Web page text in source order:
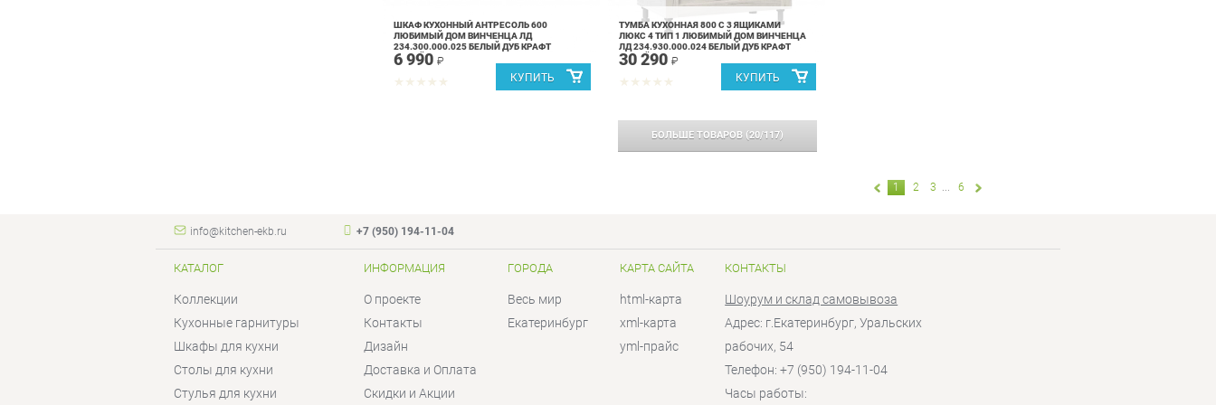
ШКАФ КУХОННЫЙ АНТРЕСОЛЬ 600
ЛЮБИМЫЙ ДОМ ВИНЧЕНЦА ЛД
234.300.000.025 БЕЛЫЙ ДУБ КРАФТ
БЕЛЫЙ
6 990 ₽
ТУМБА КУХОННАЯ 800 С 3 ЯЩИКАМИ
ЛЮКС 4 ТИП 1 ЛЮБИМЫЙ ДОМ ВИНЧЕНЦА
ЛД 234.930.000.024 БЕЛЫЙ ДУБ КРАФТ
БЕЛЫЙ
30 290 ₽
БОЛЬШЕ ТОВАРОВ(20/117)
1 2 3 ... 6
info@kitchen-ekb.ru +7 (950) 194-11-04
КАТАЛОГ
Коллекции
Кухонные гарнитуры
Шкафы для кухни
Столы для кухни
Стулья для кухни
ИНФОРМАЦИЯ
О проекте
Контакты
Дизайн
Доставка и Оплата
Скидки и Акции
ГОРОДА
Весь мир
Екатеринбург
КАРТА САЙТА
html-карта
xml-карта
yml-прайс
КОНТАКТЫ
Шоурум и склад самовывоза
Адрес: г.Екатеринбург, Уральских
рабочих, 54
Телефон: +7 (950) 194-11-04
Часы работы: